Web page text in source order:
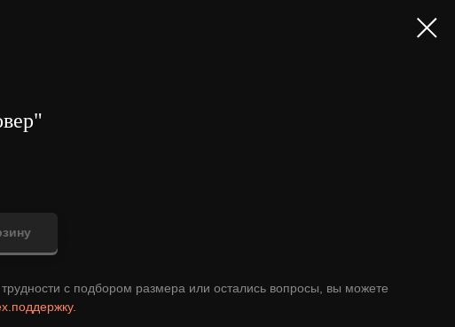
трудности с подбором размера или остались вопросы, вы можете